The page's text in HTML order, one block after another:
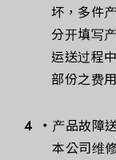
坏，多件
分开填写
运送过程
部份之费
产品故障
本公司维